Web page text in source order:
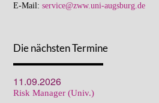
E-Mail:service@zww.uni-augsburg.de
Die nächsten Termine
11.09.2026
Risk Manager (Univ.)